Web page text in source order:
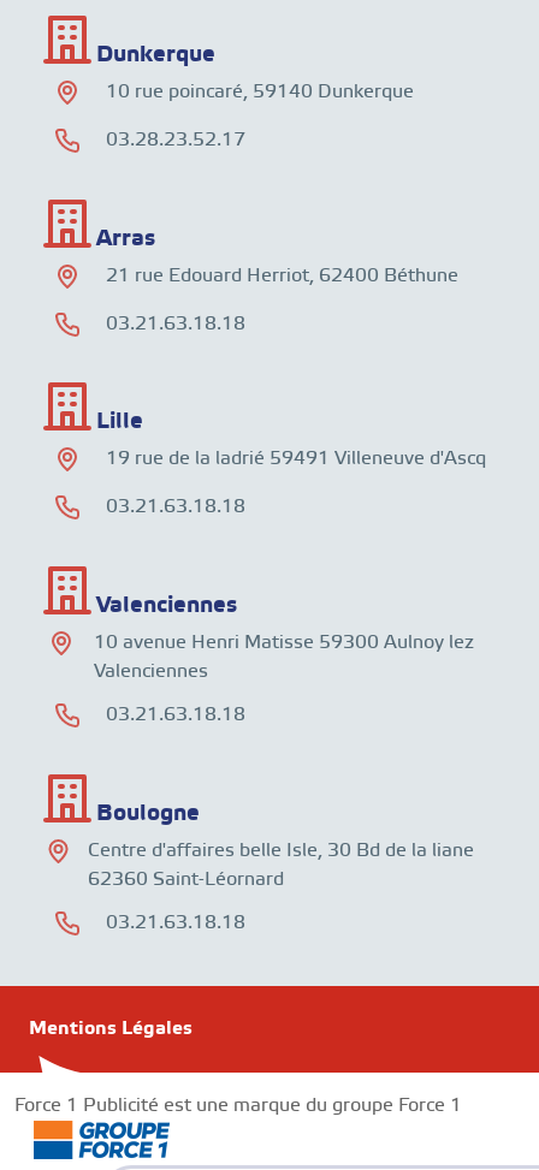
Dunkerque
10 rue poincaré, 59140 Dunkerque
03.28.23.52.17
Arras
21 rue Edouard Herriot, 62400 Béthune
03.21.63.18.18
Lille
19 rue de la ladrié 59491 Villeneuve d'Ascq
03.21.63.18.18
Valenciennes
10 avenue Henri Matisse 59300 Aulnoy lez
Valenciennes
03.21.63.18.18
Boulogne
Centre d'affaires belle Isle, 30 Bd de la liane
62360 Saint-Léornard
03.21.63.18.18
Mentions Légales
Force 1 Publicité est une marque du groupe Force 1